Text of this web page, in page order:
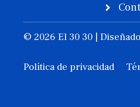
© 2026 El 30 30 |
Política de privacidad